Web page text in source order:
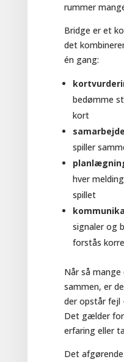
rummer
Bridge er et
det
én gang:
bedømme
kort
samarbejde
spiller
hver
spillet
signaler og
forstås
Når så
sammen, er
der opstår fejl
Det gælder for
erfaring eller
Det